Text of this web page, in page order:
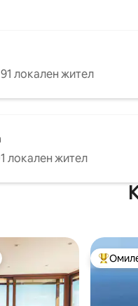
локален жител
локален жител
на гостите“ Меѓу